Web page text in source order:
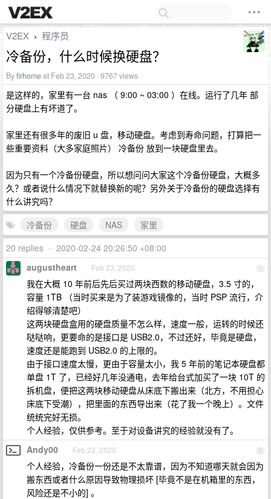
V2EX › 程序员
冷备份，什么时候换硬盘？
Byfirhomeat Feb 23, 2020 · 9767 views
是这样的，家里有一台 nas （ 9:00 ~ 03:00 ）在线。运行了几年 部
分硬盘上有坏道了。
家里还有很多年的废旧 u 盘，移动硬盘。考虑到寿命问题，打算把一
些重要资料（大多家庭照片） 冷备份 放到一块硬盘里去。
因为只有一个冷备份硬盘，所以想问问大家这个冷备份硬盘，大概多
久？或者说什么情况下就替换新的呢？另外关于冷备份的硬盘选择有
什么讲究吗？
冷备份
硬盘 NAS
家里
20 replies • 2020-02-24 20:26:50 +08:00
1
augustheart Feb 23, 2020
我在大概 10 年前后先后买过两块西数的移动硬盘，3.5 寸的，
容量 1TB （当时买来是为了装游戏镜像的，当时 PSP 流行，介
绍得够清楚吧）
这两块硬盘盒用的硬盘质量不怎么样，速度一般，运转的时候还
哒哒响，更要命的是接口是 USB2.0，不过还好，毕竟是硬盘，
速度还是能跑到 USB2.0 的上限的。
由于接口速度太慢，更由于容量太小，我 5 年前的笔记本硬盘都
单盘 1T 了，已经好几年没通电，去年给台式加买了一块 10T 的
拆机盘，便把这两块移动硬盘从床底下搬出来（北方，不用担心
床底下受潮），把里面的东西导出来（花了我一个晚上）。文件
统统完好无损。
个人经验，仅供参考。至于对设备讲究的经验就没有了。
2
Andy00 Feb 23, 2020
个人经验，冷备份一份还是不太靠谱，因为不知道哪天就会因为
搬东西或者什么原因导致物理损坏 [毕竟不是在机箱里的东西，
风险还是不小的] 。